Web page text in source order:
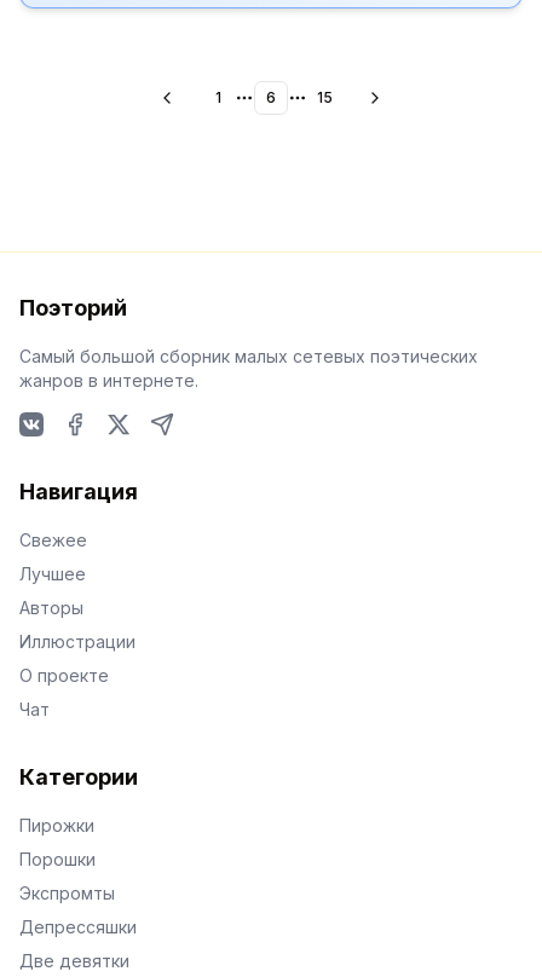
1 More pages
6 More pages
15
Поэторий
Самый большой сборник малых сетевых поэтических
жанров в интернете.
Навигация
Свежее
Лучшее
Авторы
Иллюстрации
О проекте
Чат
Категории
Пирожки
Порошки
Экспромты
Депрессяшки
Две девятки